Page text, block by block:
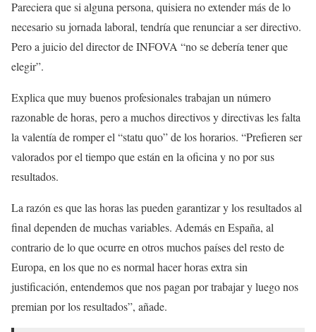
Pareciera que si alguna persona, quisiera no extender más de lo
necesario su jornada laboral, tendría que renunciar a ser directivo.
Pero a juicio del director de INFOVA “no se debería tener que
elegir”.
Explica que muy buenos profesionales trabajan un número
razonable de horas, pero a muchos directivos y directivas les falta
la valentía de romper el “statu quo” de los horarios. “Prefieren ser
valorados por el tiempo que están en la oficina y no por sus
resultados.
La razón es que las horas las pueden garantizar y los resultados al
final dependen de muchas variables. Además en España, al
contrario de lo que ocurre en otros muchos países del resto de
Europa, en los que no es normal hacer horas extra sin
justificación, entendemos que nos pagan por trabajar y luego nos
premian por los resultados”, añade.